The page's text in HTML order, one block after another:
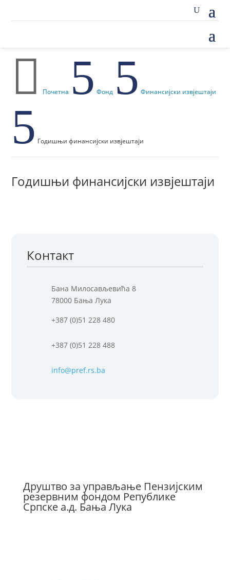
 Почетна 5 Фонд 5 Финансијски извјештаји
5 Годишњи финансијски извјештаји
Годишњи финансијски извјештаји
Контакт
Бана Милосављевића 8
78000 Бања Лука
+387 (0)51 228 480
+387 (0)51 228 488
info@pref.rs.ba
Друштво за управљање Пензијским
резервним фондом Републике
Српске а.д. Бања Лука